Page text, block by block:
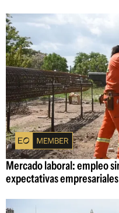
Mercado laboral: empleo
expectativas